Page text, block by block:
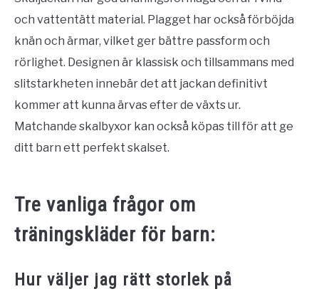
och vattentätt material. Plagget har också förböjda
knän och ärmar, vilket ger bättre passform och
rörlighet. Designen är klassisk och tillsammans med
slitstarkheten innebär det att jackan definitivt
kommer att kunna ärvas efter de växts ur.
Matchande skalbyxor kan också köpas till för att ge
ditt barn ett perfekt skalset.
Tre vanliga frågor om
träningskläder för barn:
Hur väljer jag rätt storlek på